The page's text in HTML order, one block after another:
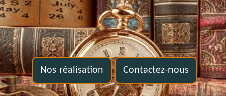
Nos réalisation Contactez-nous